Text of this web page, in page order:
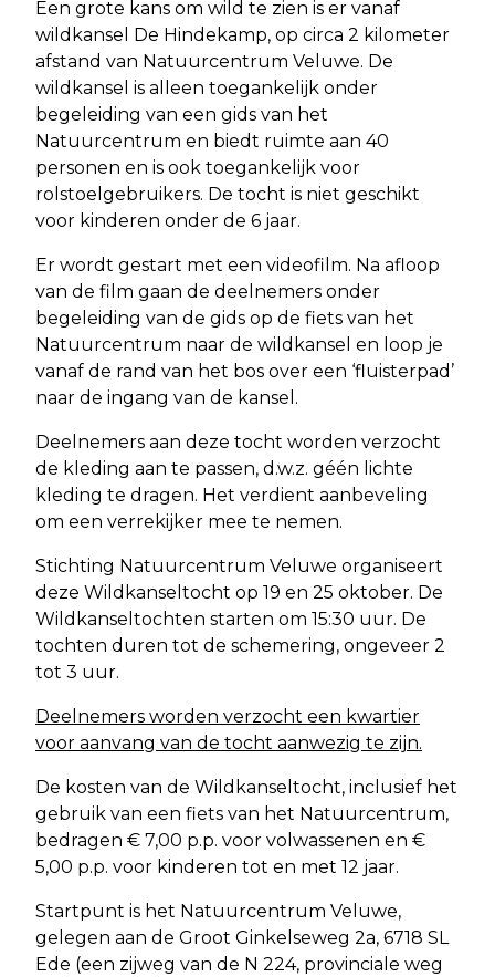
Een grote kans om wild te zien is er vanaf
wildkansel De Hindekamp, op circa 2 kilometer
afstand van Natuurcentrum Veluwe. De
wildkansel is alleen toegankelijk onder
begeleiding van een gids van het
Natuurcentrum en biedt ruimte aan 40
personen en is ook toegankelijk voor
rolstoelgebruikers. De tocht is niet geschikt
voor kinderen onder de 6 jaar.
Er wordt gestart met een videofilm. Na afloop
van de film gaan de deelnemers onder
begeleiding van de gids op de fiets van het
Natuurcentrum naar de wildkansel en loop je
vanaf de rand van het bos over een ‘fluisterpad’
naar de ingang van de kansel.
Deelnemers aan deze tocht worden verzocht
de kleding aan te passen, d.w.z. géén lichte
kleding te dragen. Het verdient aanbeveling
om een verrekijker mee te nemen.
Stichting Natuurcentrum Veluwe organiseert
deze Wildkanseltocht op 19 en 25 oktober. De
Wildkanseltochten starten om 15:30 uur. De
tochten duren tot de schemering, ongeveer 2
tot 3 uur.
Deelnemers worden verzocht een kwartier
voor aanvang van de tocht aanwezig te zijn.
De kosten van de Wildkanseltocht, inclusief het
gebruik van een fiets van het Natuurcentrum,
bedragen € 7,00 p.p. voor volwassenen en €
5,00 p.p. voor kinderen tot en met 12 jaar.
Startpunt is het Natuurcentrum Veluwe,
gelegen aan de Groot Ginkelseweg 2a, 6718 SL
Ede (een zijweg van de N 224, provinciale weg